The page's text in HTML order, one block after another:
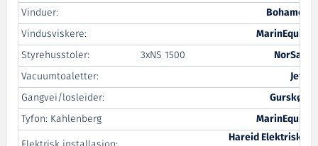
Vinduer:
Bohamet
Vindusviskere:
MarinEquip
Styrehusstoler:
3xNS 1500
NorSap
Vacuumtoaletter:
Jets
Gangvei/losleider:
Gurskøy
Tyfon: Kahlenberg
MarinEquip
Hareid Elektriske